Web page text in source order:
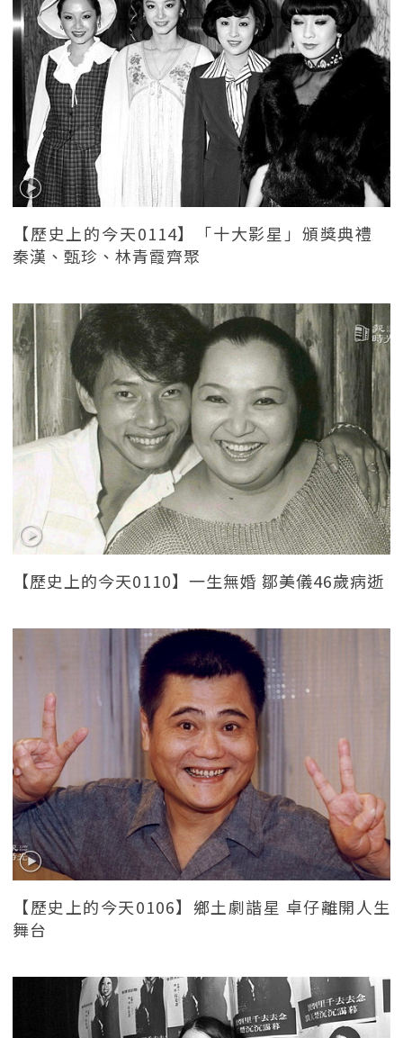
【歷史上的今天0114】「十大影星」頒獎典禮
秦漢、甄珍、林青霞齊聚
【歷史上的今天0110】一生無婚 鄒美儀46歲病逝
【歷史上的今天0106】鄉土劇諧星 卓仔離開人生
舞台